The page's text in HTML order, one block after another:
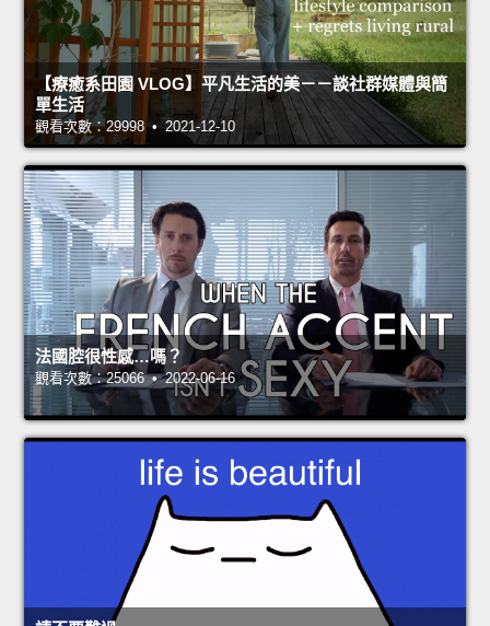
【療癒系田園 VLOG】平凡生活的美－－談社群媒體與簡
單生活
觀看次數：29998 • 2021-12-10
法國腔很性感…嗎？
觀看次數：25066 • 2022-06-16